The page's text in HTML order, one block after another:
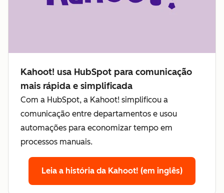
Kahoot! usa HubSpot para comunicação
mais rápida e simplificada
Com a HubSpot, a Kahoot! simplificou a
comunicação entre departamentos e usou
automações para economizar tempo em
processos manuais.
Leia a história da Kahoot! (em inglês)